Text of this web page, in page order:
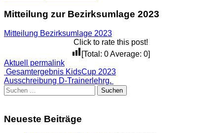
Mitteilung zur Bezirksumlage 2023
Mitteilung Bezirksumlage 2023
Click to rate this post!
[Total: 0Average: 0]
Aktuell
permalink
Post
navigation
Gesamtergebnis KidsCup 2023
Ausschreibung D-Trainerlehrg.
Suchen
nach:
Neueste Beiträge